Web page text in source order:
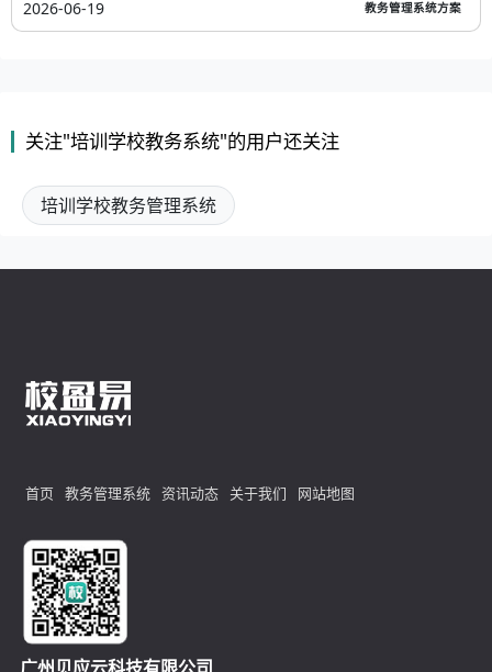
2026-06-19
教务管理系统方案
关注"培训学校教务系统"的用户还关注
培训学校教务管理系统
首页 教务管理系统 资讯动态 关于我们 网站地图